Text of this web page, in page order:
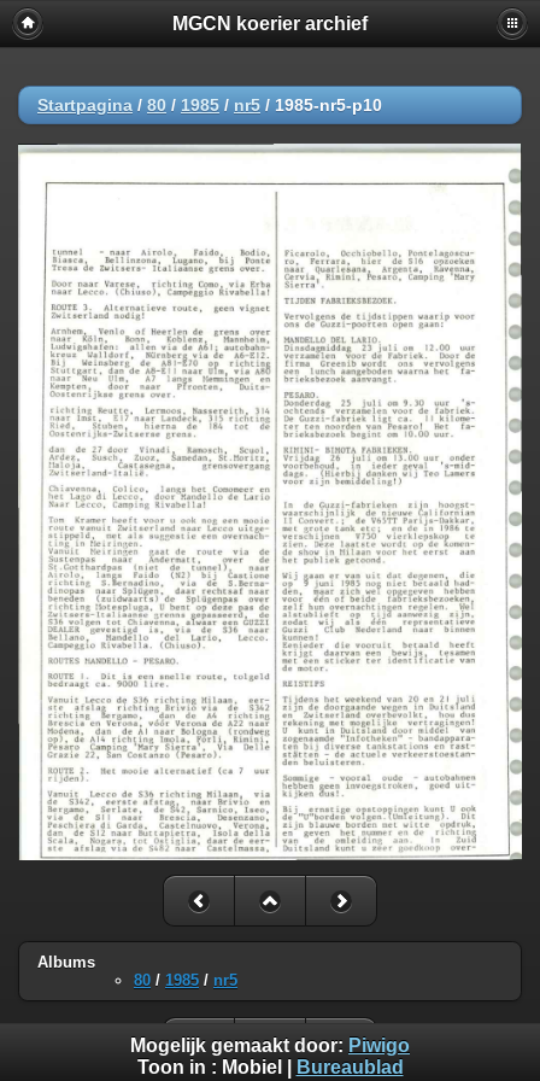
MGCN koerier archief
Startpagina / 80 / 1985 / nr5 / 1985-nr5-p10
Albums
80 / 1985 / nr5
Mogelijk gemaakt door: Piwigo
Toon in : Mobiel Bureaublad